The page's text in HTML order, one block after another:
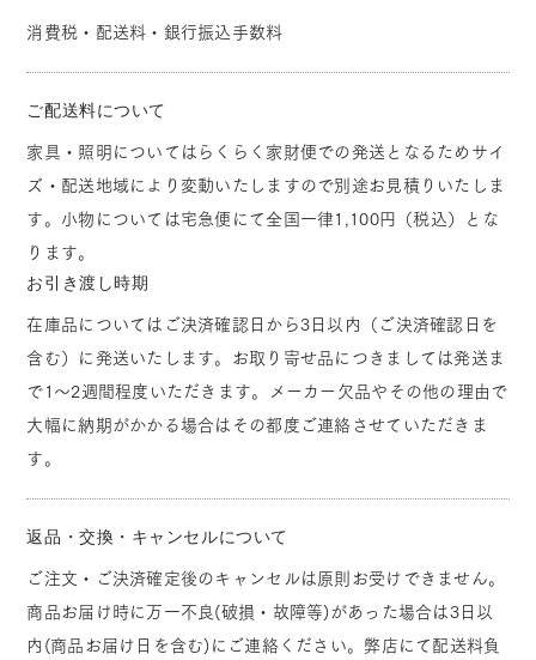
消費税・配送料・銀行振込手数料
ご配送料について
家具・照明についてはらくらく家財便での発送となるためサイ
ズ・配送地域により変動いたしますので別途お見積りいたしま
す。小物については宅急便にて全国一律1,100円（税込）とな
ります。
お引き渡し時期
在庫品についてはご決済確認日から3日以内（ご決済確認日を
含む）に発送いたします。お取り寄せ品につきましては発送ま
で1～2週間程度いただきます。メーカー欠品やその他の理由で
大幅に納期がかかる場合はその都度ご連絡させていただきま
す。
返品・交換・キャンセルについて
ご注文・ご決済確定後のキャンセルは原則お受けできません。
商品お届け時に万一不良(破損・故障等)があった場合は3日以
内(商品お届け日を含む)にご連絡ください。弊店にて配送料負